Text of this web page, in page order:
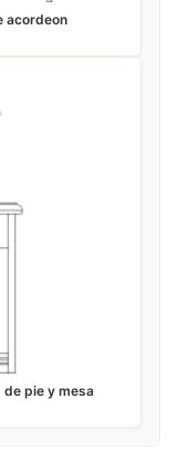
acordeon
de pie y mesa